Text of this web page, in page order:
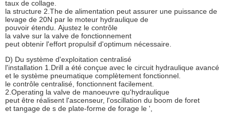
taux de collage.
la structure 2.The de alimentation peut assurer une puissance de
levage de 20N par le moteur hydraulique de
pouvoir étendu. Ajustez le contrôle
la valve sur la valve de fonctionnement
peut obtenir l'effort propulsif d'optimum nécessaire.
D) Du système d'exploitation centralisé
l'installation 1.Drill a été conçue avec le circuit hydraulique avancé
et le système pneumatique complètement fonctionnel.
le contrôle centralisé, fonctionnent facilement.
2.Operating la valve de manoeuvre qu'hydraulique
peut être réalisent l'ascenseur, l'oscillation du boom de foret
et tangage de s de plate-forme de forage le ',